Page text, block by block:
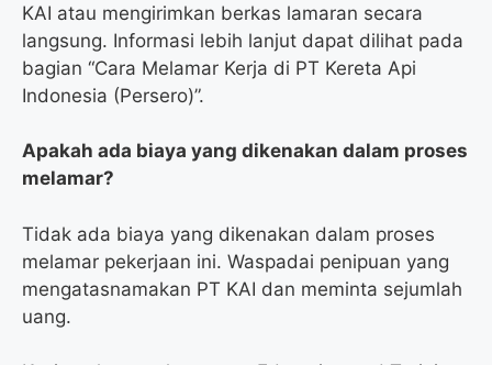
KAI atau mengirimkan berkas lamaran secara
langsung. Informasi lebih lanjut dapat dilihat pada
bagian “Cara Melamar Kerja di PT Kereta Api
Indonesia (Persero)”.
Apakah ada biaya yang dikenakan dalam proses
melamar?
Tidak ada biaya yang dikenakan dalam proses
melamar pekerjaan ini. Waspadai penipuan yang
mengatasnamakan PT KAI dan meminta sejumlah
uang.